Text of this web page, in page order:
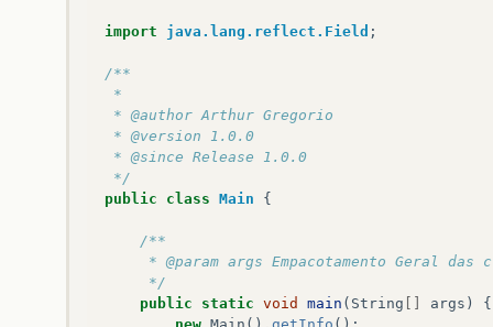
import java.lang.reflect.Field ;
/**
*
* @author Arthur Gregorio
* @version 1.0.0
* @since Release 1.0.0
*/
public
class Main {
/**
* @param args Empacotamento Geral das
     */
public
static void main ( String args )
{